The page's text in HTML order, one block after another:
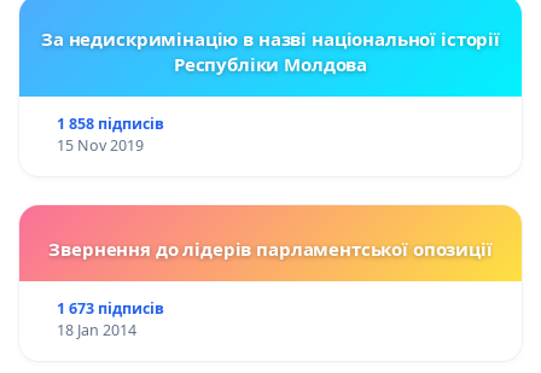
За недискримінацію в назві національної історії
Республіки Молдова
1 858 підписів
15 Nov 2019
Звернення до лідерів парламентської опозиції
1 673 підписів
18 Jan 2014